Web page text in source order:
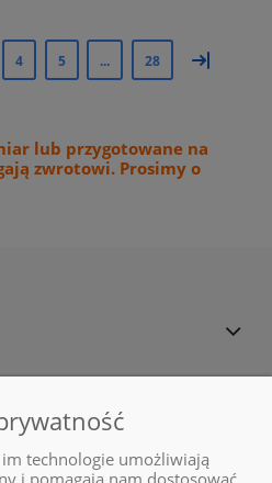
4 5 ... 28 »
lub przygotowane na
zwrotowi. Prosimy o
technologie umożliwiają
i pomagają nam dostosować